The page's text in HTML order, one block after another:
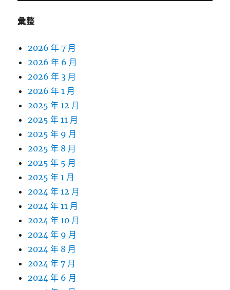
彙整
2026 年 7 月
2026 年 6 月
2026 年 3 月
2026 年 1 月
2025 年 12 月
2025 年 11 月
2025 年 9 月
2025 年 8 月
2025 年 5 月
2025 年 1 月
2024 年 12 月
2024 年 11 月
2024 年 10 月
2024 年 9 月
2024 年 8 月
2024 年 7 月
2024 年 6 月